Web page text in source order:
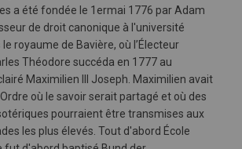
a été fondée le 1ermai 1776 par Adam
de droit canonique à l'université
royaume de Bavière, où l’Électeur
Théodore succéda en 1777 au
Maximilien III Joseph. Maximilien avait
où le savoir serait partagé et où des
pourraient être transmises aux
les plus élevés. Tout d'abord École